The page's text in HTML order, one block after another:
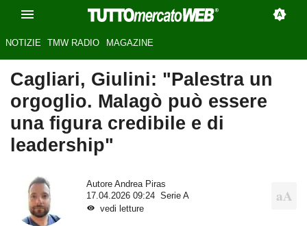
NOTIZIE TMW RADIO MAGAZINE
Cagliari, Giulini: "Palestra un
orgoglio. Malagò può essere
una figura credibile e di
leadership"
Autore Andrea Piras
17.04.2026 09:24
Serie A
vedi letture